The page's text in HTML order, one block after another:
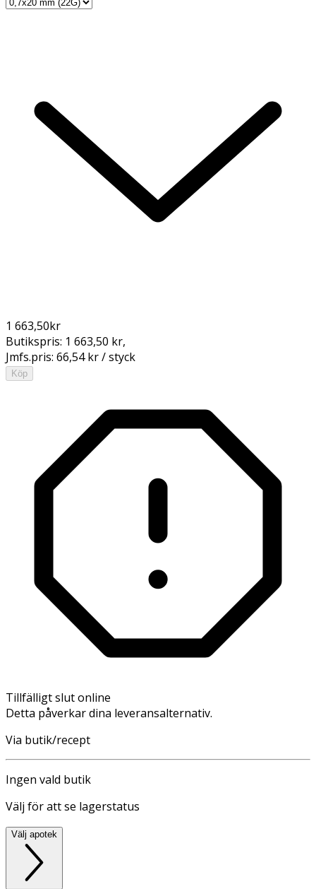
1 663,50kr
Butikspris: 1 663,50 kr,
Jmfs.pris: 66,54 kr / styck
Köp
Tillfälligt slut online
Detta påverkar dina leveransalternativ.
Via butik/recept
Ingen vald butik
Välj för att se lagerstatus
Välj apotek